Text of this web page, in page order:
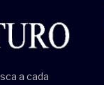
a cada